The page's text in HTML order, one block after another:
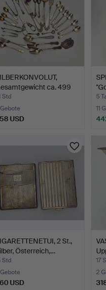
ca. 499
Std
USD
5
11
2 St.,
Österreich,…
Std
USD
17
2